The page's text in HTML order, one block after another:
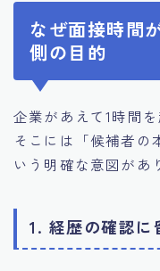
なぜ面接時間
側の目的
企業があえて1時間
そこには「候補者の
いう明確な意図があ
1. 経歴の確認に